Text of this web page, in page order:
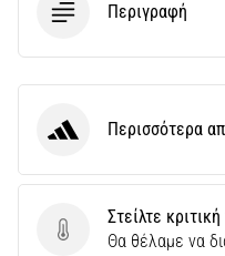
Περιγραφή
Στείλτε κριτική για το
Στείλτε
Θα θέλαμε να
adidas Περισσότερα